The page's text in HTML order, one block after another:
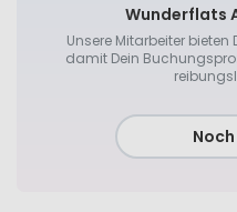
Wunderflats
Unsere Mitarbeiter
damit Dein